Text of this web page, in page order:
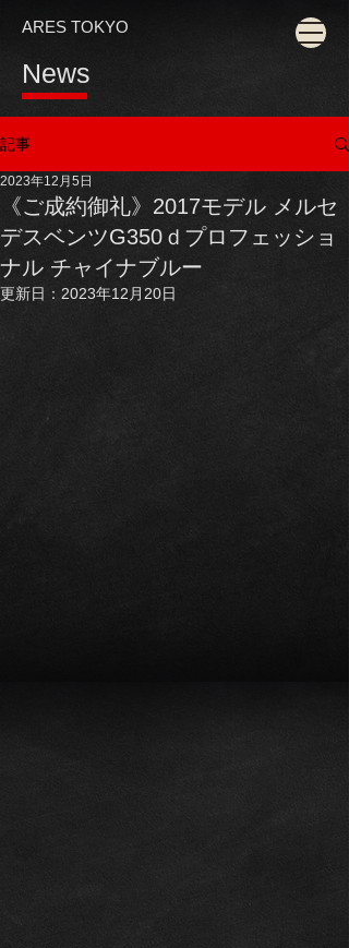
ARES TOKYO
News
記事
《ご成約御礼》2017モデル メルセ
デスベンツG350ｄプロフェッショ
ナル チャイナブルー
2023年12月5日
更新日： 2023年12月20日